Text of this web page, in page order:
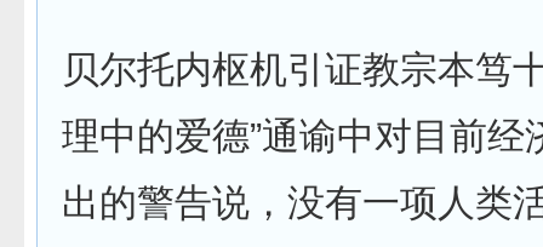
贝尔托内枢机引证教宗本笃
理中的爱德”通谕中对目前经
出的警告说，没有一项人类